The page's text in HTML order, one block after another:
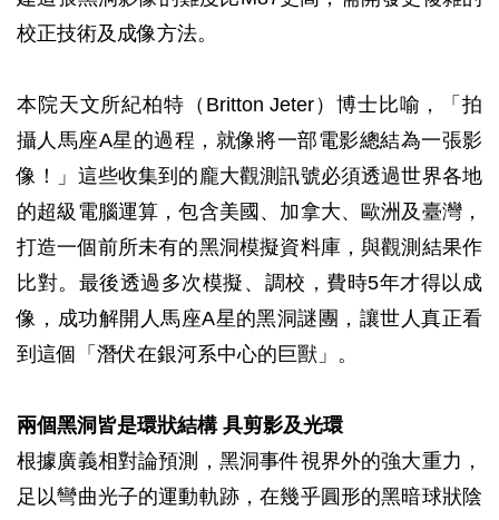
校正技術及成像方法。
本院天文所紀柏特（Britton Jeter）博士比喻，「拍
攝人馬座A星的過程，就像將一部電影總結為一張影
像！」這些收集到的龐大觀測訊號必須透過世界各地
的超級電腦運算，包含美國、加拿大、歐洲及臺灣，
打造一個前所未有的黑洞模擬資料庫，與觀測結果作
比對。最後透過多次模擬、調校，費時5年才得以成
像，成功解開人馬座A星的黑洞謎團，讓世人真正看
到這個「潛伏在銀河系中心的巨獸」。
兩個黑洞皆是環狀結構 具剪影及光環
根據廣義相對論預測，黑洞事件視界外的強大重力，
足以彎曲光子的運動軌跡，在幾乎圓形的黑暗球狀陰